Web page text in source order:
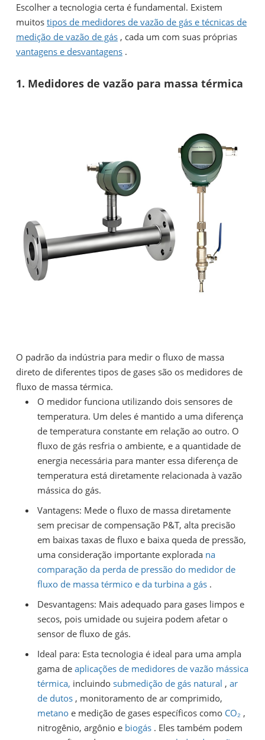
Escolher a tecnologia certa é fundamental. Existem
muitos tipos de medidores de vazão de gás e técnicas de
medição de vazão de gás , cada um com suas próprias
vantagens e desvantagens .
1. Medidores de vazão para massa térmica
O padrão da indústria para medir o fluxo de massa
direto de diferentes tipos de gases são os medidores de
fluxo de massa térmica.
O medidor funciona utilizando dois sensores de
temperatura. Um deles é mantido a uma diferença
de temperatura constante em relação ao outro. O
fluxo de gás resfria o ambiente, e a quantidade de
energia necessária para manter essa diferença de
temperatura está diretamente relacionada à vazão
mássica do gás.
Vantagens: Mede o fluxo de massa diretamente
sem precisar de compensação P&T, alta precisão
em baixas taxas de fluxo e baixa queda de pressão,
uma consideração importante explorada na
comparação da perda de pressão do medidor de
fluxo de massa térmico e da turbina a gás.
Desvantagens: Mais adequado para gases limpos e
secos, pois umidade ou sujeira podem afetar o
sensor de fluxo de gás.
Ideal para: Esta tecnologia é ideal para uma ampla
gama de aplicações de medidores de vazão mássica
térmica, incluindo submedição de gás natural , ar
de dutos, monitoramento de ar comprimido,
metanoe medição de gases específicos como CO₂ ,
nitrogênio, argônio e biogás. Eles também podem